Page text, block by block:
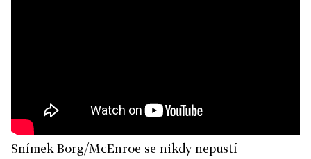
Snímek Borg/McEnroe se nikdy nepustí